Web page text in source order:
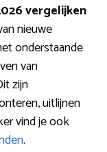
vergelijken
nieuwe
onderstaande
van
zijn
uitlijnen
vind je ook
.